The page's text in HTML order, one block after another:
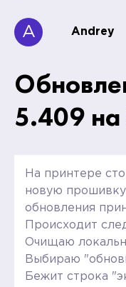
A Andrey
5.409 на
На принтере
новую
обновления
Происходит
Очищаю
Выбираю
Бежит строка